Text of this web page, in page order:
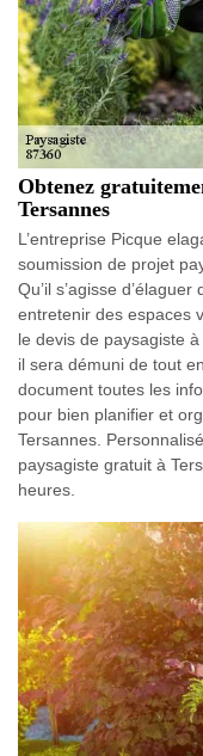
Obtenez
Tersannes
L’entreprise Picque
soumission de projet
Qu’il s’agisse
entretenir des espaces
le devis de paysagiste
il sera démuni de tout
document toutes les
pour bien planifier et
Tersannes.
paysagiste gratuit à
heures.